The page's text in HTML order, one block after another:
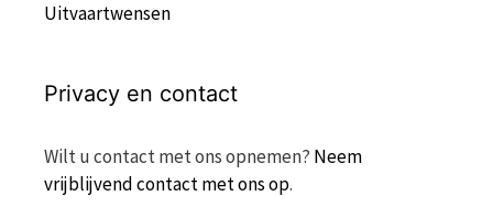
Uitvaartwensen
Privacy en contact
Wilt u contact met ons opnemen? Neem
vrijblijvend contact met ons op.